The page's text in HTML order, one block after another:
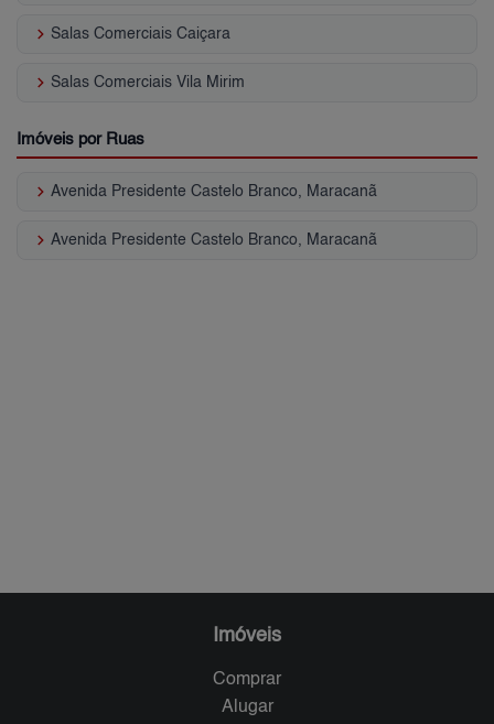
keyboard_arrow_right Salas Comerciais Caiçara
keyboard_arrow_right Salas Comerciais Vila Mirim
Imóveis por Ruas
keyboard_arrow_right Avenida Presidente Castelo Branco, Maracanã
keyboard_arrow_right Avenida Presidente Castelo Branco, Maracanã
Imóveis
Comprar
Alugar